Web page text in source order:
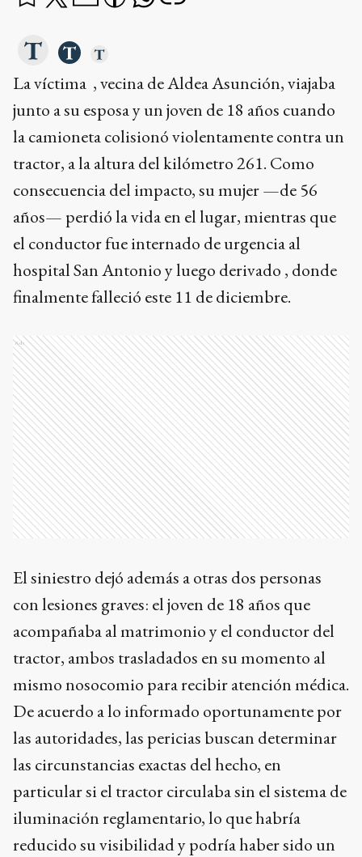
La víctima , vecina de Aldea Asunción, viajaba
junto a su esposa y un joven de 18 años cuando
la camioneta colisionó violentamente contra un
tractor, a la altura del kilómetro 261. Como
consecuencia del impacto, su mujer —de 56
años— perdió la vida en el lugar, mientras que
el conductor fue internado de urgencia al
hospital San Antonio y luego derivado , donde
finalmente falleció este 11 de diciembre.
Ads
El siniestro dejó además a otras dos personas
con lesiones graves: el joven de 18 años que
acompañaba al matrimonio y el conductor del
tractor, ambos trasladados en su momento al
mismo nosocomio para recibir atención médica.
De acuerdo a lo informado oportunamente por
las autoridades, las pericias buscan determinar
las circunstancias exactas del hecho, en
particular si el tractor circulaba sin el sistema de
iluminación reglamentario, lo que habría
reducido su visibilidad y podría haber sido un